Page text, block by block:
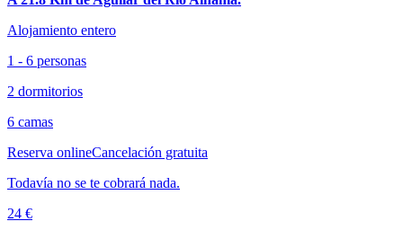
Alojamiento entero
1 - 6 personas
2 dormitorios
6 camas
Reserva onlineCancelación gratuita
Todavía no se te cobrará nada.
24 €